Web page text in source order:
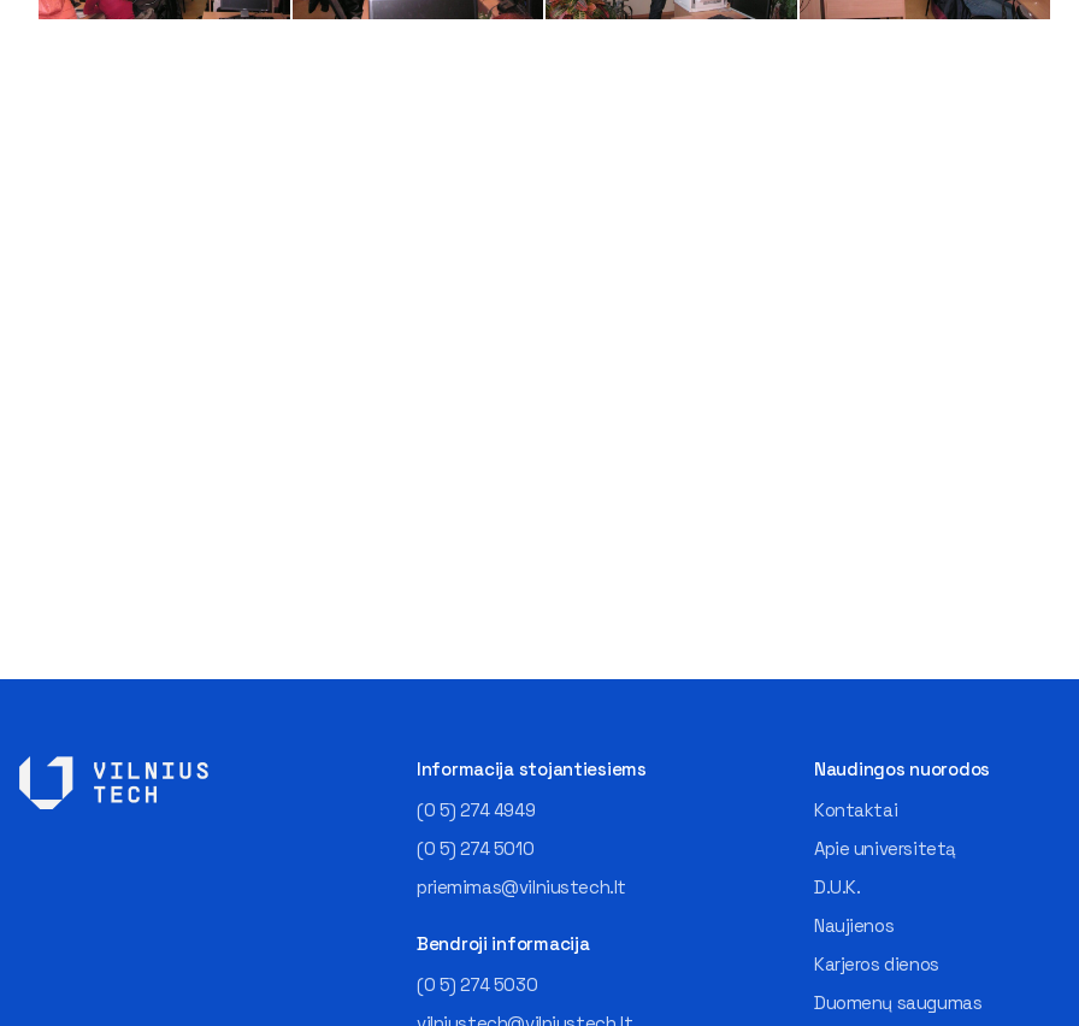
Informacija stojantiesiems
(0 5) 274 4949
(0 5) 274 5010
priemimas@vilniustech.lt
Bendroji informacija
(0 5) 274 5030
Naudingos nuorodos
Kontaktai
Apie universitetą
D.U.K.
Naujienos
Karjeros dienos
Duomenų saugumas